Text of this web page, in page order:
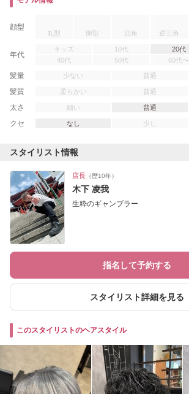
顔型
丸型 卵型 四角 逆三角
年代
キッズ 10代 20代
40代
50代 60代〜
髪量 少ない 普通
髪質 柔らかい 普通
太さ 細い 普通
クセ なし 少し
スタイリスト情報
店長 （歴10年）
木下 凌我
生粋のギャンブラー
指名して予約する
スタイリスト詳細を見る
このスタイリストのヘアスタイル